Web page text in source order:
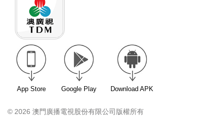
App Store Google Play Download APK
© 2026 澳門廣播電視股份有限公司版權所有